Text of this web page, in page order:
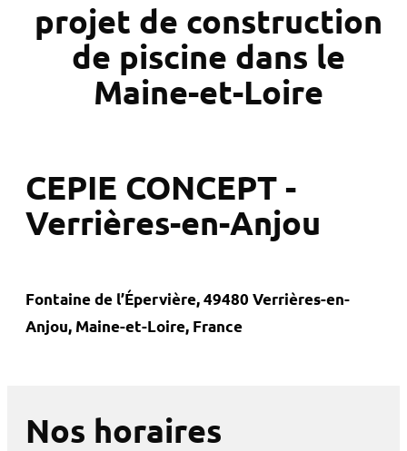
projet de construction
de piscine dans le
Maine-et-Loire
CEPIE CONCEPT -
Verrières-en-Anjou
Fontaine de l’Épervière, 49480 Verrières-en-
Anjou, Maine-et-Loire, France
Nos horaires